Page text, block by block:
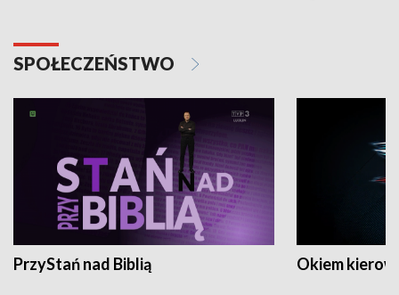
SPOŁECZEŃSTWO
PrzyStań nad Biblią Okiem